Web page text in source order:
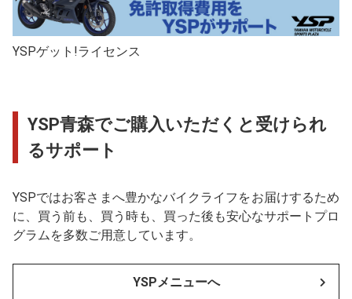
YSPゲット!ライセンス
YSP青森でご購入いただくと受けられ
るサポート
YSPではお客さまへ豊かなバイクライフをお届けするため
に、買う前も、買う時も、買った後も安心なサポートプロ
グラムを多数ご用意しています。
YSPメニューへ